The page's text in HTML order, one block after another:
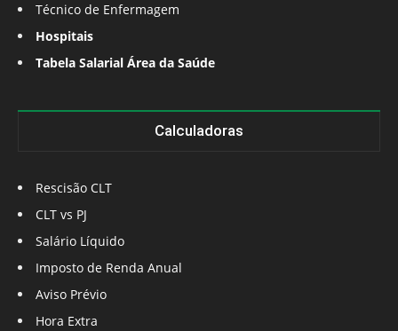
Técnico de Enfermagem
Hospitais
Tabela Salarial Área da Saúde
Calculadoras
Rescisão CLT
CLT vs PJ
Salário Líquido
Imposto de Renda Anual
Aviso Prévio
Hora Extra